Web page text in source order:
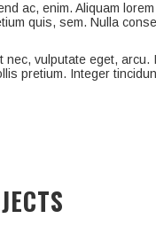
ac, enim. Aliquam
quis, sem. Nulla
nec, vulputate eget,
pretium. Integer